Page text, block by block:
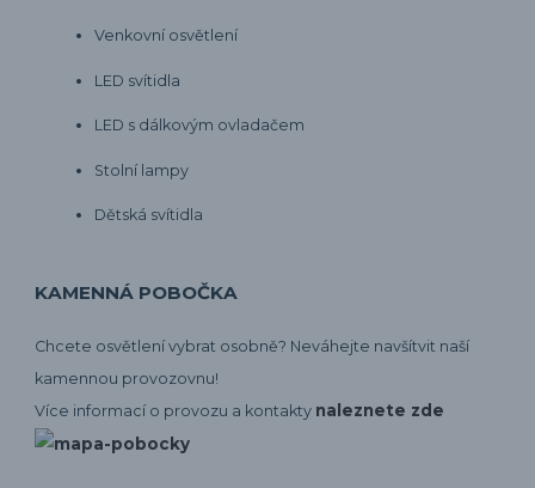
Venkovní osvětlení
LED svítidla
LED s dálkovým ovladačem
Stolní lampy
Dětská svítidla
KAMENNÁ POBOČKA
Chcete osvětlení vybrat osobně? Neváhejte navšítvit naší
kamennou provozovnu!
Více informací o provozu a kontakty naleznete zde